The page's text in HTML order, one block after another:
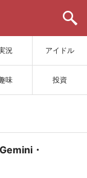
況 アイドル
味 投資
・